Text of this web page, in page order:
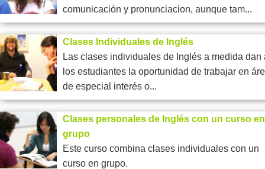
comunicación y pronunciacion, aunque tam...
Clases Individuales de Inglés
Las clases individuales de Inglés a medida dan
los estudiantes la oportunidad de trabajar en
de especial interés o...
Clases personales de Inglés con un curso en
grupo
Este curso combina clases individuales con un
curso en grupo.